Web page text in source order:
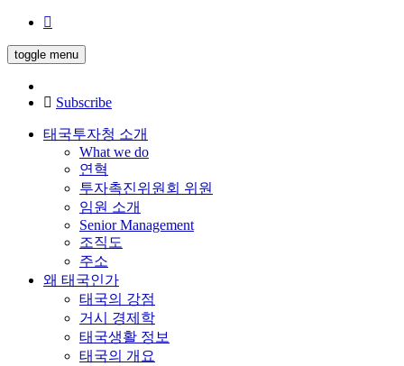
toggle menu
Subscribe
태국투자청 소개
What we do
연혁
투자촉진위원회 위원
임원 소개
Senior Management
조직도
주소
왜 태국인가
태국의 강점
거시 경제학
태국생활 정보
태국의 개요